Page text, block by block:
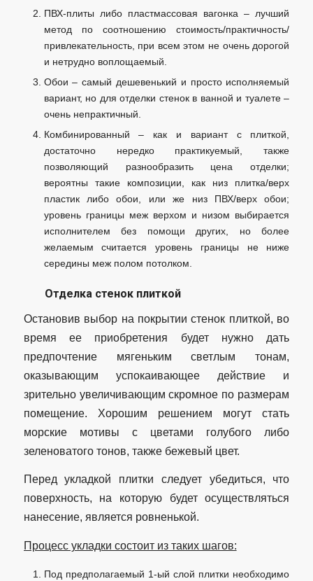
ПВХ-плиты либо пластмассовая вагонка – лучший
метод по соотношению стоимость/практичность/
привлекательность, при всем этом не очень дорогой
и нетрудно воплощаемый.
Обои – самый дешевенький и просто исполняемый
вариант, но для отделки стенок в ванной и туалете –
очень непрактичный.
Комбинированный – как и вариант с плиткой,
достаточно нередко практикуемый, также
позволяющий разнообразить цена отделки;
вероятны такие композиции, как низ плитка/верх
пластик либо обои, или же низ ПВХ/верх обои;
уровень границы меж верхом и низом выбирается
исполнителем без помощи других, но более
желаемым считается уровень границы не ниже
середины меж полом потолком.
Отделка стенок плиткой
Остановив выбор на покрытии стенок плиткой, во
время ее приобретения будет нужно дать
предпочтение мягеньким светлым тонам,
оказывающим успокаивающее действие и
зрительно увеличивающим скромное по размерам
помещение. Хорошим решением могут стать
морские мотивы с цветами голубого либо
зеленоватого тонов, также бежевый цвет.
Перед укладкой плитки следует убедиться, что
поверхность, на которую будет осуществляться
нанесение, является ровненькой.
Процесс укладки состоит из таких шагов:
Под предполагаемый 1-ый слой плитки необходимо